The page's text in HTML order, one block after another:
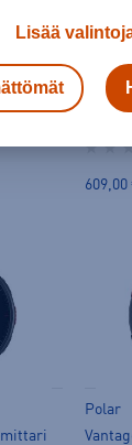
Polar
609,00
Polar
Lisää